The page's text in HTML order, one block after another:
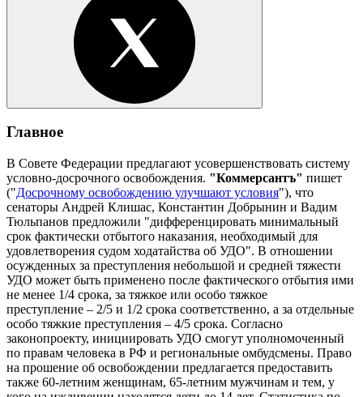
Главное
В Совете Федерации предлагают усовершенствовать систему
условно-досрочного освобождения. "Коммерсантъ" пишет
("Досрочному освобождению улучшают условия"), что
сенаторы Андрей Клишас, Константин Добрынин и Вадим
Тюльпанов предложили "дифференцировать минимальный
срок фактически отбытого наказания, необходимый для
удовлетворения судом ходатайства об УДО". В отношении
осужденных за преступления небольшой и средней тяжести
УДО может быть применено после фактического отбытия ими
не менее 1/4 срока, за тяжкое или особо тяжкое
преступление – 2/5 и 1/2 срока соответственно, а за отдельные
особо тяжкие преступления – 4/5 срока. Согласно
законопроекту, инициировать УДО смогут уполномоченный
по правам человека в РФ и региональные омбудсмены. Право
на прошение об освобождении предлагается предоставить
также 60-летним женщинам, 65-летним мужчинам и тем, у